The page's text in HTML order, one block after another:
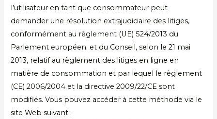
l’utilisateur en tant que consommateur peut
demander une résolution extrajudiciaire des litiges,
conformément au règlement (UE) 524/2013 du
Parlement européen. et du Conseil, selon le 21 mai
2013, relatif au règlement des litiges en ligne en
matière de consommation et par lequel le règlement
(CE) 2006/2004 et la directive 2009/22/CE sont
modifiés. Vous pouvez accéder à cette méthode via le
site Web suivant :